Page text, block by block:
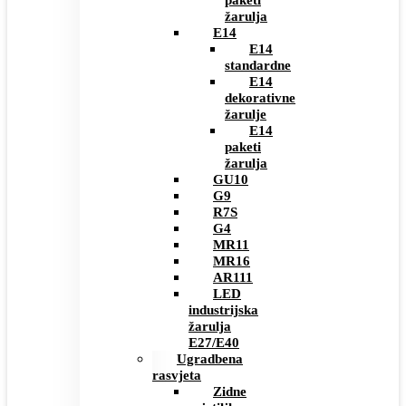
žarulja
E14
E14
standardne
E14
dekorativne
žarulje
E14
paketi
žarulja
GU10
G9
R7S
G4
MR11
MR16
AR111
LED
industrijska
žarulja
E27/E40
Ugradbena
rasvjeta
Zidne